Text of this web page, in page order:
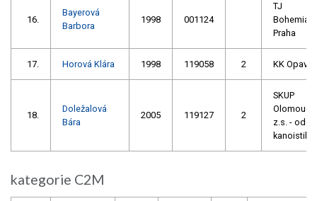
16.
Bayerová
Barbora
1998 001124
TJ
Praha
17. Horová Klára 1998 119058 2 KK Opava
18.
Doležalová
Bára
2005 119127 2
SKUP
Olomouc,
z.s. - oddíl
kanoistiky
kategorie C2M